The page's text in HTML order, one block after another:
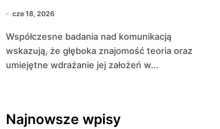
cze 18, 2026
Współczesne badania nad komunikacją
wskazują, że głęboka znajomość teoria oraz
umiejętne wdrażanie jej założeń w...
Najnowsze wpisy